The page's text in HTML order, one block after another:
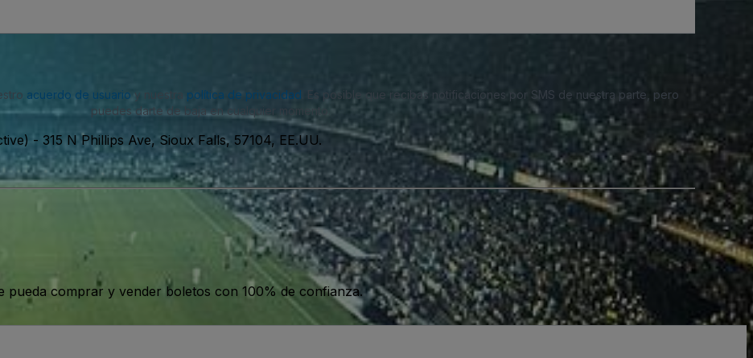
acuerdo de usuario y nuestra política de privacidad . Es posible que recibas notificaciones por SMS de nuestra parte, pero
puedes darte de baja en cualquier momento.
- 315 N Phillips Ave, Sioux Falls, 57104, EE.UU.
pueda comprar y vender boletos con 100% de confianza.